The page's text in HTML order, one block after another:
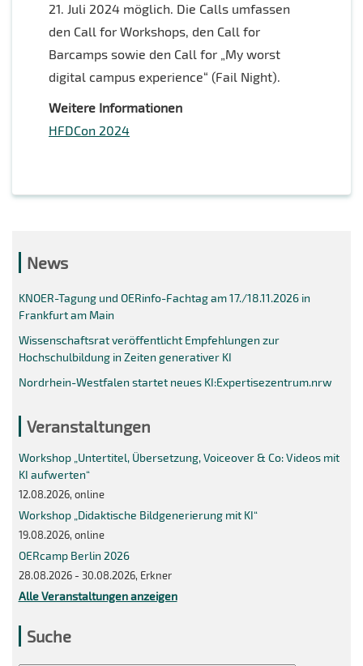
21. Juli 2024 möglich. Die Calls umfassen
den Call for Workshops, den Call for
Barcamps sowie den Call for „My worst
digital campus experience“ (Fail Night).
Weitere Informationen
HFDCon 2024
News
KNOER-Tagung und OERinfo-Fachtag am 17./18.11.2026 in
Frankfurt am Main
Wissenschaftsrat veröffentlicht Empfehlungen zur
Hochschulbildung in Zeiten generativer KI
Nordrhein-Westfalen startet neues KI:Expertisezentrum.nrw
Veranstaltungen
Workshop „Untertitel, Übersetzung, Voiceover & Co: Videos mit
KI aufwerten“
12.08.2026, online
Workshop „Didaktische Bildgenerierung mit KI“
19.08.2026, online
OERcamp Berlin 2026
28.08.2026 - 30.08.2026, Erkner
Alle Veranstaltungen anzeigen
Suche